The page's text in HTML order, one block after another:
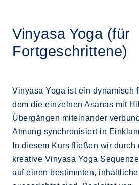
Vinyasa Yoga (für
Fortgeschrittene)
Vinyasa Yoga ist ein dynamisch
dem die einzelnen Asanas mit
Übergängen miteinander
Atmung synchronisiert in
In diesem Kurs fließen wir durch
kreative Vinyasa Yoga
auf einen bestimmten,